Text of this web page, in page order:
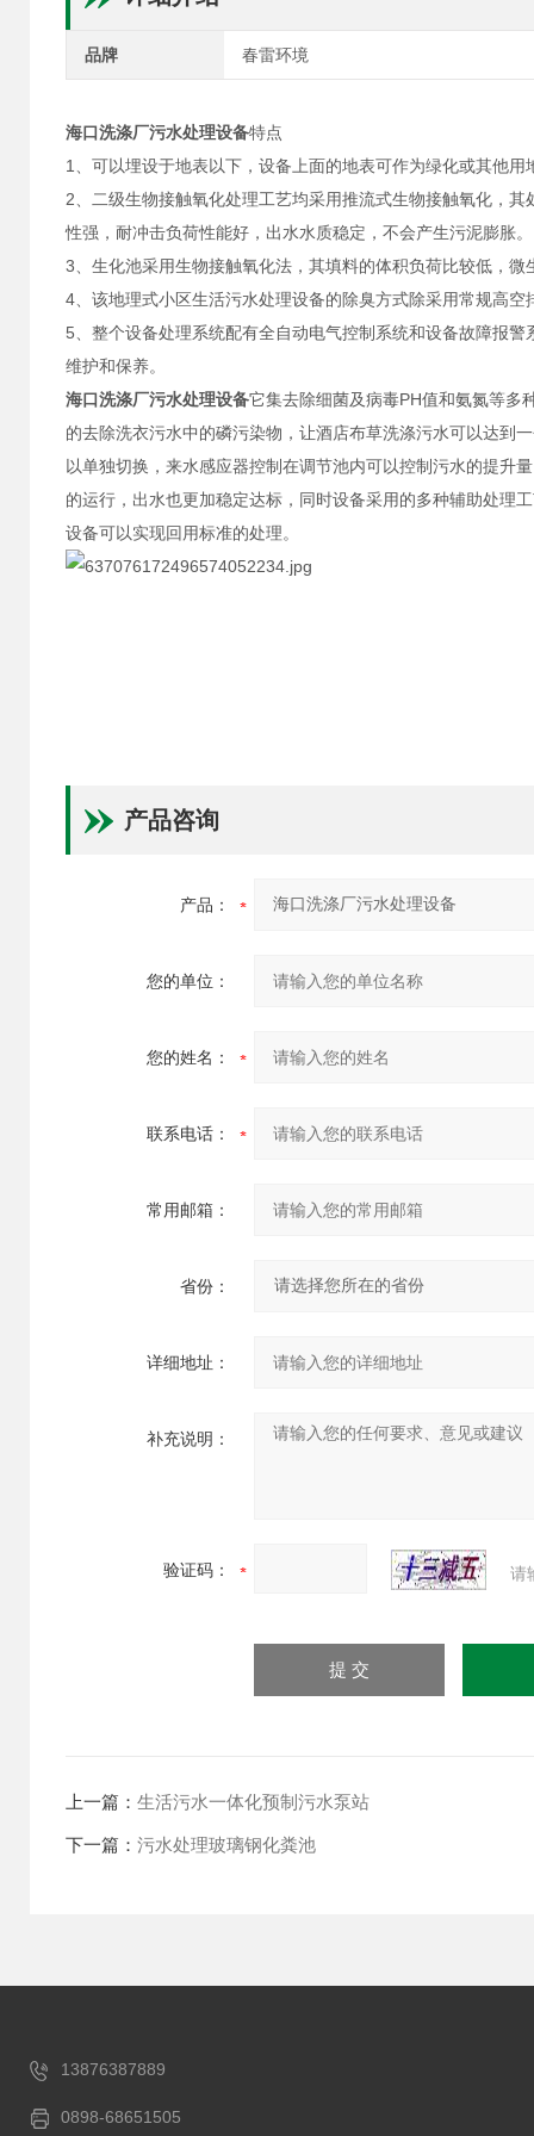
品牌 春雷环境
海口洗涤厂污水处理设备特点
1、可以埋设于地表以下，设备上面的地表可作为绿化或其他
2、二级生物接触氧化处理工艺均采用推流式生物接触氧化，
性强，耐冲击负荷性能好，出水水质稳定，不会产生污泥膨胀。
3、生化池采用生物接触氧化法，其填料的体积负荷比较低，
4、该地理式小区生活污水处理设备的除臭方式除采用常规高空
5、整个设备处理系统配有全自动电气控制系统和设备故障报
维护和保养。
海口洗涤厂污水处理设备它集去除细菌及病毒PH值和氨氮等多
的去除洗衣污水中的磷污染物，让酒店布草洗涤污水可以达到
以单独切换，来水感应器控制在调节池内可以控制污水的提升
的运行，出水也更加稳定达标，同时设备采用的多种辅助处理
设备可以实现回用标准的处理。
产品咨询
产品：
您的单位：
您的姓名：
联系电话：
常用邮箱：
省份：
详细地址：
补充说明：
验证码： 请
上一篇： 生活污水一体化预制污水泵站
下一篇： 污水处理玻璃钢化粪池
13876387889
0898-68651505